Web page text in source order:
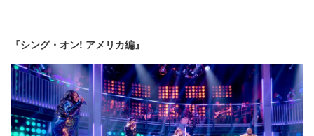
『シング・オン! アメリカ編』